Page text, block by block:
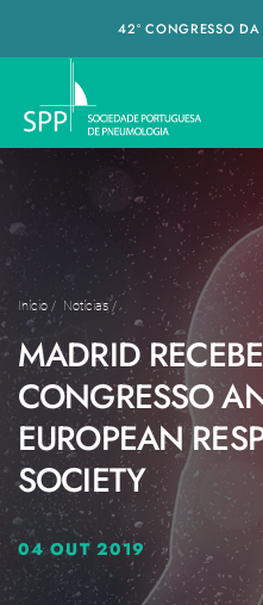
42º CONGRESSO
Início / Notícias/
MADRID
CONGRESSO
EUROPEAN
SOCIETY
04 OUT 2019